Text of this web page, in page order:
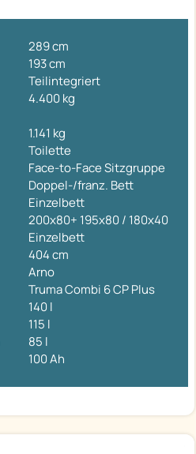
289 cm
193 cm
Teilintegriert
4.400 kg
1.141 kg
Toilette
Face-to-Face Sitzgruppe
Doppel-/franz. Bett
Einzelbett
200x80+ 195x80 / 180x40
Einzelbett
404 cm
Arno
Truma Combi 6 CP Plus
140 l
115 l
85 l
100 Ah